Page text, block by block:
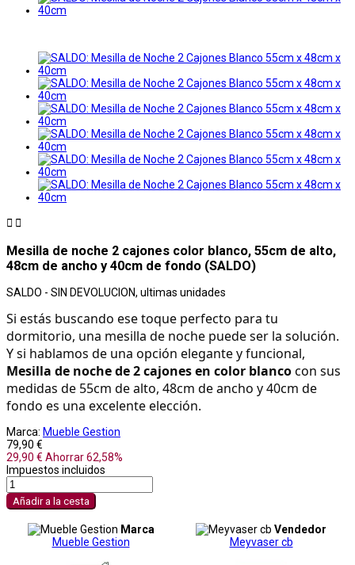
 
Mesilla de noche 2 cajones color blanco, 55cm de alto,
48cm de ancho y 40cm de fondo (SALDO)
SALDO - SIN DEVOLUCION, ultimas unidades
Si estás buscando ese toque perfecto para tu
dormitorio, una mesilla de noche puede ser la solución.
Mesilla de noche de 2 cajones en color blanco con sus
medidas de 55cm de alto, 48cm de ancho y 40cm de
fondo es una excelente elección.
Marca: Mueble Gestion
79,90 €
29,90 € Ahorrar 62,58%
Impuestos incluidos
Añadir a la cesta
Marca
Mueble Gestion
Vendedor
Meyvaser cb